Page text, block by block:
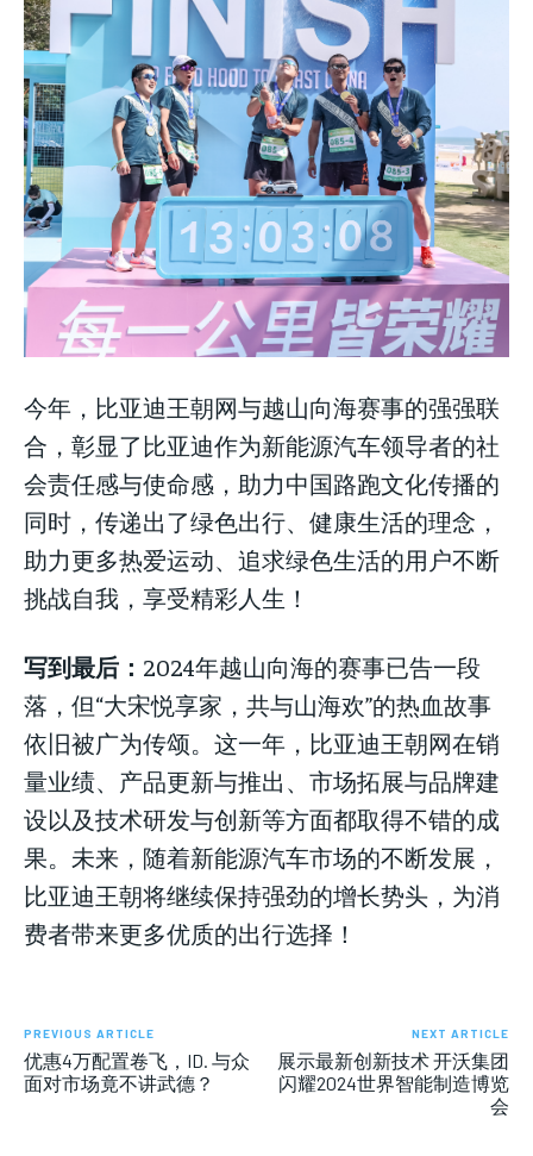
今年，比亚迪王朝网与越山向海赛事的强强联
合，彰显了比亚迪作为新能源汽车领导者的社
会责任感与使命感，助力中国路跑文化传播的
同时，传递出了绿色出行、健康生活的理念，
助力更多热爱运动、追求绿色生活的用户不断
挑战自我，享受精彩人生！
写到最后： 2024年越山向海的赛事已告一段
落，但“大宋悦享家，共与山海欢”的热血故事
依旧被广为传颂。这一年，比亚迪王朝网在销
量业绩、产品更新与推出、市场拓展与品牌建
设以及技术研发与创新等方面都取得不错的成
果。未来，随着新能源汽车市场的不断发展，
比亚迪王朝将继续保持强劲的增长势头，为消
费者带来更多优质的出行选择！
PREVIOUS ARTICLE
优惠4万配置卷飞，ID. 与众
面对市场竟不讲武德？
NEXT ARTICLE
展示最新创新技术 开沃集团
闪耀2024世界智能制造博览
会